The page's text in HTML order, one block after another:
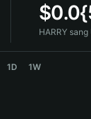
$
HARRY sang
1D 1W